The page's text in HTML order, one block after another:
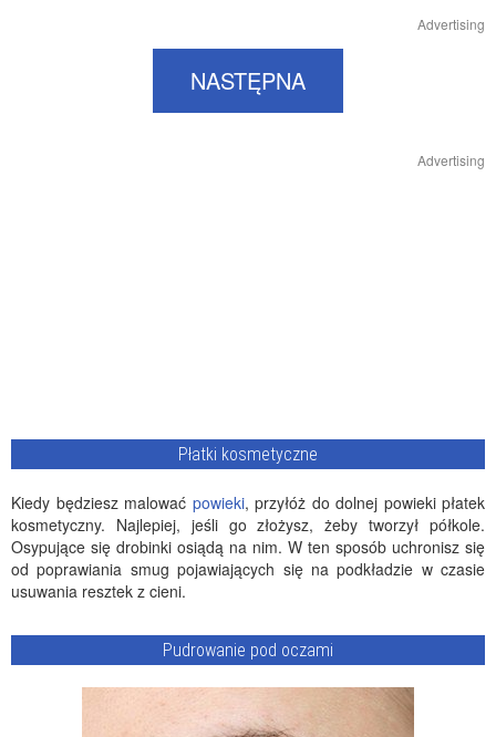
Advertising
NASTĘPNA
Advertising
Płatki kosmetyczne
Kiedy będziesz malować powieki, przyłóż do dolnej powieki płatek
kosmetyczny. Najlepiej, jeśli go złożysz, żeby tworzył półkole.
Osypujące się drobinki osiądą na nim. W ten sposób uchronisz się
od poprawiania smug pojawiających się na podkładzie w czasie
usuwania resztek z cieni.
Pudrowanie pod oczami